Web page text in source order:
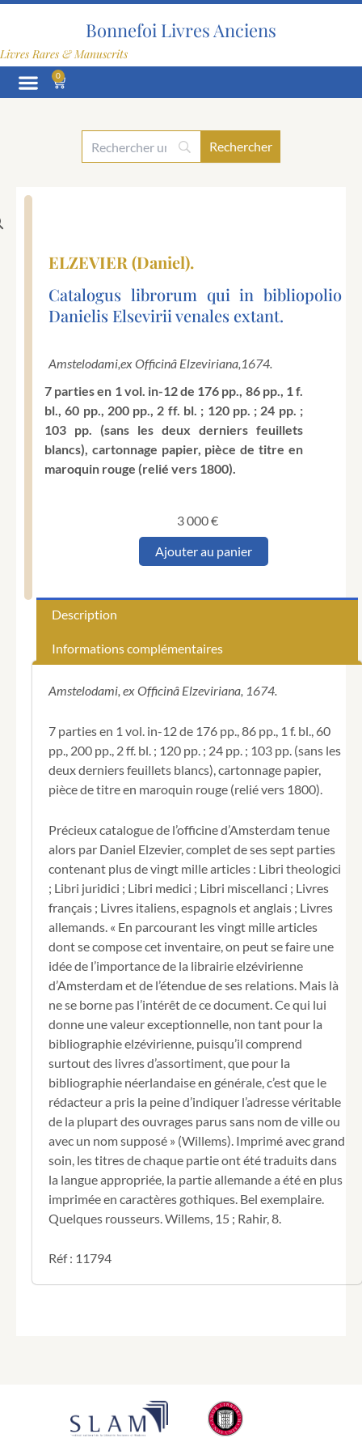
Aller
Bonnefoi Livres Anciens
Livres Rares & Manuscrits
0
Panier
ELZEVIER (Daniel).
Catalogus librorum qui in bibliopolio
Danielis Elsevirii venales extant.
Amstelodami,ex Officinâ Elzeviriana,1674.
7 parties en 1 vol. in-12 de 176 pp., 86 pp., 1 f.
bl., 60 pp., 200 pp., 2 ff. bl. ; 120 pp. ; 24 pp. ;
103 pp. (sans les deux derniers feuillets
blancs), cartonnage papier, pièce de titre en
maroquin rouge (relié vers 1800).
3 000€
quantité
in
Danielis
extant.
Ajouter au panier
Description
Informations complémentaires
Amstelodami, ex Officinâ Elzeviriana, 1674.
7 parties en 1 vol. in-12 de 176 pp., 86 pp., 1 f. bl., 60
pp., 200 pp., 2 ff. bl. ; 120 pp. ; 24 pp. ; 103 pp. (sans les
deux derniers feuillets blancs), cartonnage papier,
pièce de titre en maroquin rouge (relié vers 1800).
Précieux catalogue de l’officine d’Amsterdam tenue
alors par Daniel Elzevier, complet de ses sept parties
contenant plus de vingt mille articles : Libri theologici
; Libri juridici ; Libri medici ; Libri miscellanci ; Livres
français ; Livres italiens, espagnols et anglais ; Livres
allemands. « En parcourant les vingt mille articles
dont se compose cet inventaire, on peut se faire une
idée de l’importance de la librairie elzévirienne
d’Amsterdam et de l’étendue de ses relations. Mais là
ne se borne pas l’intérêt de ce document. Ce qui lui
donne une valeur exceptionnelle, non tant pour la
bibliographie elzévirienne, puisqu’il comprend
surtout des livres d’assortiment, que pour la
bibliographie néerlandaise en générale, c’est que le
rédacteur a pris la peine d’indiquer l’adresse véritable
de la plupart des ouvrages parus sans nom de ville ou
avec un nom supposé » (Willems). Imprimé avec grand
soin, les titres de chaque partie ont été traduits dans
la langue appropriée, la partie allemande a été en plus
imprimée en caractères gothiques. Bel exemplaire.
Quelques rousseurs. Willems, 15 ; Rahir, 8.
Réf : 11794